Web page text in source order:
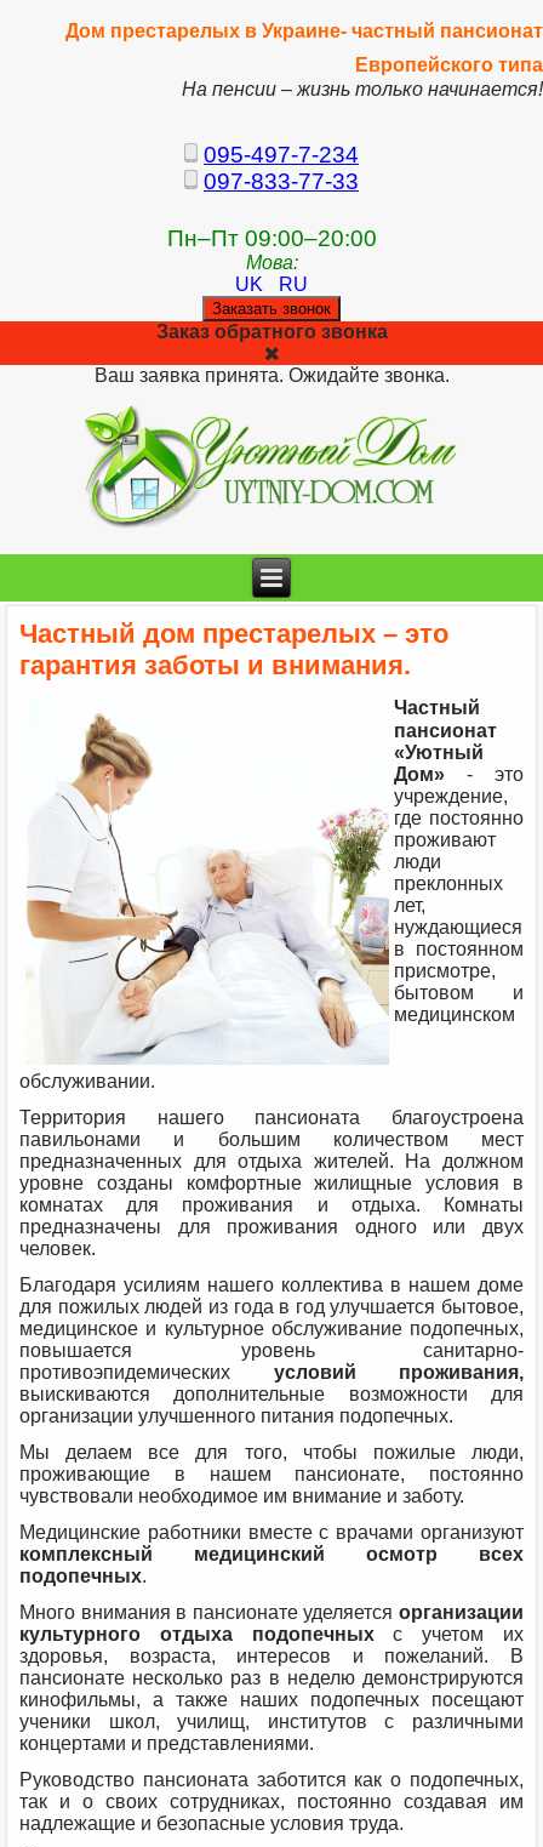
Дом престарелых в Украине- частный пансионат
Европейского типа
На пенсии – жизнь только начинается!
095-497-7-234
097-833-77-33
Пн–Пт 09:00–20:00
Мова:
UK
RU
Заказать звонок
Заказ обратного звонка
Ваш заявка принята. Ожидайте звонка.
Частный дом престарелых – это
гарантия заботы и внимания.
Частный
пансионат
«Уютный
Дом»- это
учреждение,
где постоянно
проживают
люди
преклонных
лет,
нуждающиеся
в постоянном
присмотре,
бытовом и
медицинском
обслуживании.
Территория нашего пансионата благоустроена
павильонами и большим количеством мест
предназначенных для отдыха жителей. На должном
уровне созданы комфортные жилищные условия в
комнатах для проживания и отдыха. Комнаты
предназначены для проживания одного или двух
человек.
Благодаря усилиям нашего коллектива в нашем доме
для пожилых людей из года в год улучшается бытовое,
медицинское и культурное обслуживание подопечных,
повышается уровень санитарно-
противоэпидемических условий проживания,
выискиваются дополнительные возможности для
организации улучшенного питания подопечных.
Мы делаем все для того, чтобы пожилые люди,
проживающие в нашем пансионате, постоянно
чувствовали необходимое им внимание и заботу.
Медицинские работники вместе с врачами организуют
комплексный медицинский осмотр всех
подопечных.
Много внимания в пансионате уделяется организации
культурного отдыха подопечныхс учетом их
здоровья, возраста, интересов и пожеланий. В
пансионате несколько раз в неделю демонстрируются
кинофильмы, а также наших подопечных посещают
ученики школ, училищ, институтов с различными
концертами и представлениями.
Руководство пансионата заботится как о подопечных,
так и о своих сотрудниках, постоянно создавая им
надлежащие и безопасные условия труда.